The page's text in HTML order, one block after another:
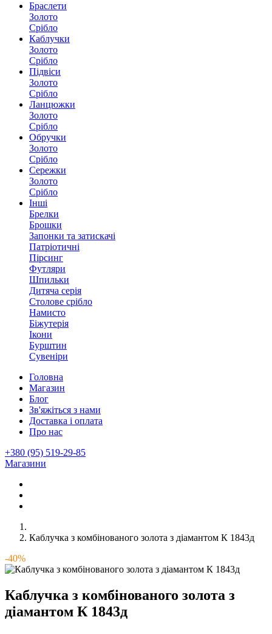
Браслети
Золото
Срібло
Каблучки
Золото
Срібло
Підвіси
Золото
Срібло
Ланцюжки
Золото
Срібло
Обручки
Золото
Срібло
Сережки
Золото
Срібло
Інші
Брелки
Брошки
Запонки та затискачі
Патріотичні
Пірсинг
Футляри
Шпильки
Дитяча серія
Столове срібло
Намисто
Біжутерія
Ікони
Бурштин
Сувеніри
Головна
Магазин
Блог
Зв'яжіться з нами
Доставка і оплата
Про нас
+380 (95) 519-29-85
Магазини
Каблучка з комбінованого золота з діамантом К 1843д
-40%
Каблучка з комбінованого золота з
діамантом К 1843д